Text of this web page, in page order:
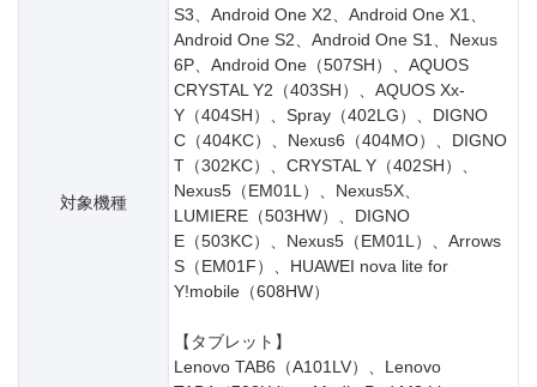
対象機種
S3、Android One X2、Android One X1、
Android One S2、Android One S1、Nexus
6P、Android One（507SH）、AQUOS
CRYSTAL Y2（403SH）、AQUOS Xx-
Y（404SH）、Spray（402LG）、DIGNO
C（404KC）、Nexus6（404MO）、DIGNO
T（302KC）、CRYSTAL Y（402SH）、
Nexus5（EM01L）、Nexus5X、
LUMIERE（503HW）、DIGNO
E（503KC）、Nexus5（EM01L）、Arrows
S（EM01F）、HUAWEI nova lite for
Y!mobile（608HW）
【タブレット】
Lenovo TAB6（A101LV）、Lenovo